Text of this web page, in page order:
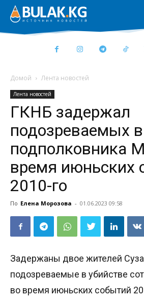
Домой Лента новостей
Лента новостей
ГКНБ задержал
подозреваемых
подполковника
время июньских
2010-го
По Елена Морозова - 01.06.2023 09:58
Задержаны двое жителей
подозреваемые в убийстве
во время июньских событий